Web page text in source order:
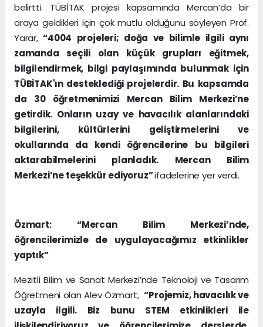
belirtti. TÜBİTAK projesi kapsamında Mercan’da bir
araya geldikleri için çok mutlu olduğunu söyleyen Prof.
Yarar,“4004 projeleri; doğa ve bilimle ilgili aynı
zamanda seçili olan küçük grupları eğitmek,
bilgilendirmek, bilgi paylaşımında bulunmak için
TÜBİTAK'ın desteklediği projelerdir. Bu kapsamda
da 30 öğretmenimizi Mercan Bilim Merkezi’ne
getirdik. Onların uzay ve havacılık alanlarındaki
bilgilerini, kültürlerini geliştirmelerini ve
okullarında da kendi öğrencilerine bu bilgileri
aktarabilmelerini planladık. Mercan Bilim
Merkezi’ne teşekkür ediyoruz”ifadelerine yer verdi.
Özmart: “Mercan Bilim Merkezi’nde,
öğrencilerimizle de uygulayacağımız etkinlikler
yaptık”
Mezitli Bilim ve Sanat Merkezi’nde Teknoloji ve Tasarım
Öğretmeni olan Alev Özmart,“Projemiz, havacılık ve
uzayla ilgili. Biz bunu STEM etkinlikleri ile